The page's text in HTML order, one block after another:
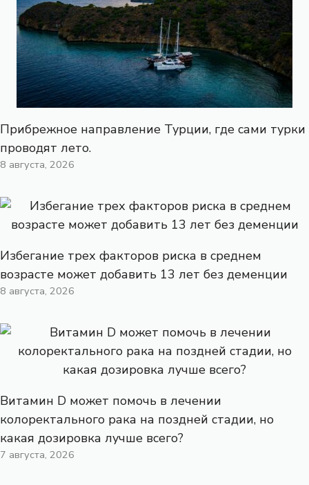
Прибрежное направление Турции, где сами турки
проводят лето.
8 августа, 2026
Избегание трех факторов риска в среднем
возрасте может добавить 13 лет без деменции
8 августа, 2026
Витамин D может помочь в лечении
колоректального рака на поздней стадии, но
какая дозировка лучше всего?
7 августа, 2026